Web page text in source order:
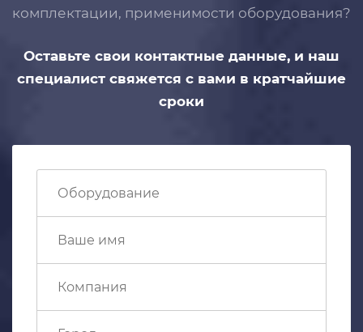
комплектации, применимости оборудования?
Оставьте свои контактные данные, и наш
специалист свяжется с вами в кратчайшие
сроки